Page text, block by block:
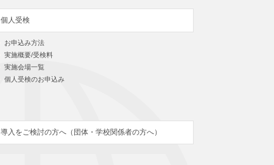
個人受検
お申込み方法
実施概要/受検料
実施会場一覧
個人受検のお申込み
導入をご検討の方へ（団体・学校関係者の方へ）